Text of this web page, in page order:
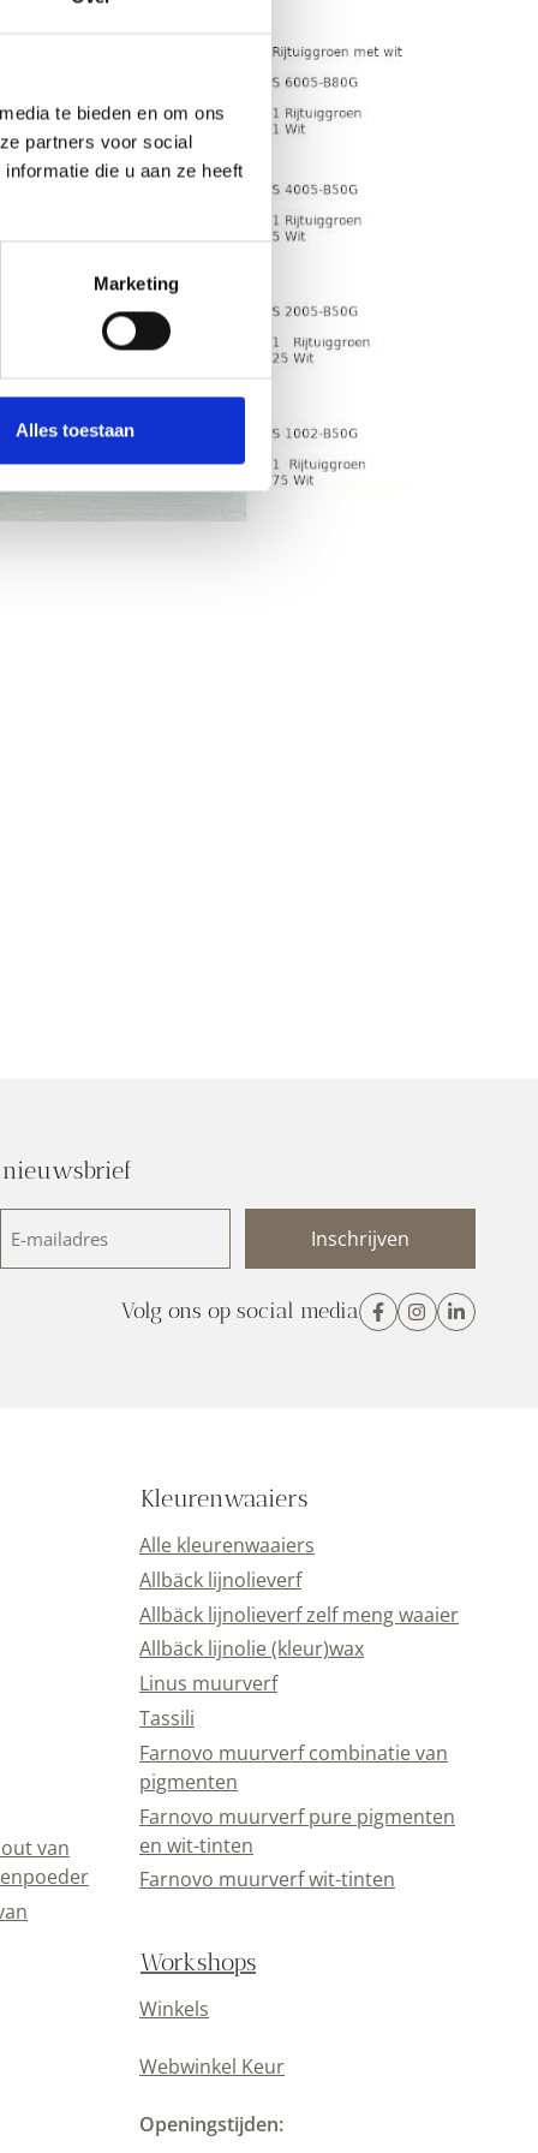
te bieden en om ons
partners voor social
die u aan ze heeft
Marketing
Alles toestaan
mailadres
Volg ons op social media
van
Kleurenwaaiers
Alle kleurenwaaiers
Allbäck lijnolieverf
Allbäck lijnolieverf zelf meng waaier
Allbäck lijnolie (kleur)wax
Linus muurverf
Tassili
Farnovo muurverf combinatie van
pigmenten
Farnovo muurverf pure pigmenten
en wit-tinten
Farnovo muurverf wit-tinten
Workshops
Winkels
Webwinkel Keur
Openingstijden: